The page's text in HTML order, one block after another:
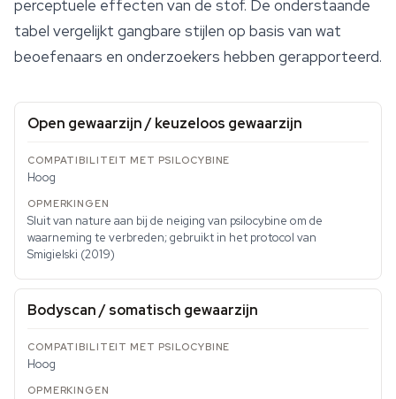
perceptuele effecten van de stof. De onderstaande
tabel vergelijkt gangbare stijlen op basis van wat
beoefenaars en onderzoekers hebben gerapporteerd.
Open gewaarzijn / keuzeloos gewaarzijn
Hoog
Sluit van nature aan bij de neiging van psilocybine om de
waarneming te verbreden; gebruikt in het protocol van
Smigielski (2019)
Bodyscan / somatisch gewaarzijn
Hoog